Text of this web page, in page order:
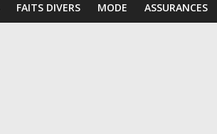
FAITS DIVERS MODE ASSURANCES